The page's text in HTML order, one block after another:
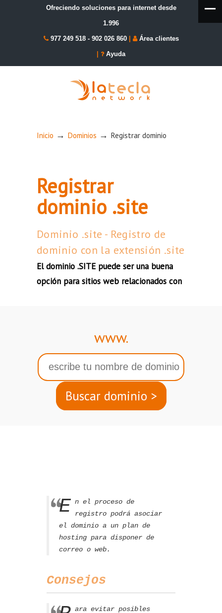
Ofreciendo soluciones para internet desde
1.996
977 249 518- 902 026 860 Área clientes
Ayuda
Inicio → Dominios → Registrar dominio
Registrar
dominio .site
Dominio .site - Registro de
dominio con la extensión .site
El dominio .SITE puede ser una buena
opción para sitios web relacionados con
www.
Buscar dominio >
E n el proceso de
registro podrá asociar
el dominio a un plan de
hosting para disponer de
correo o web.
Consejos
ara evitar posibles